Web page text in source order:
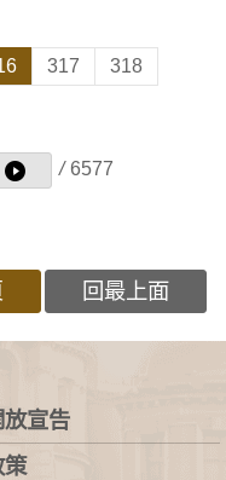
317
318
/ 6577
回最上面
宣告
策